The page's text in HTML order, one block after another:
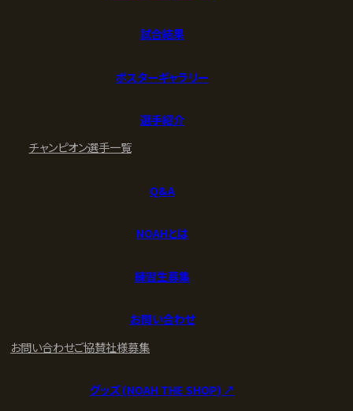
試合結果
ポスターギャラリー
選手紹介
チャンピオン選手一覧
Q&A
NOAHとは
練習生募集
お問い合わせ
お問い合わせご協賛社様募集
グッズ (NOAH THE SHOP) ↗︎